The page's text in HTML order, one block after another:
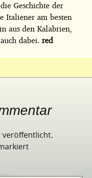
Geschichte der
Italiener am besten
aus den Kalabrien,
dabei. red
veröffentlicht.